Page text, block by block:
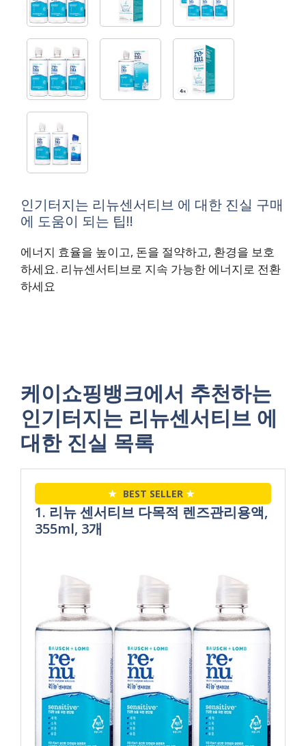
인기터지는 리뉴센서티브 에 대한 진실 구매
에 도움이 되는 팁!!
에너지 효율을 높이고, 돈을 절약하고, 환경을 보호
하세요. 리뉴센서티브로 지속 가능한 에너지로 전환
하세요
케이쇼핑뱅크에서 추천하는
인기터지는 리뉴센서티브 에
대한 진실 목록
★ BEST SELLER ★
1. 리뉴 센서티브 다목적 렌즈관리용액,
355ml, 3개